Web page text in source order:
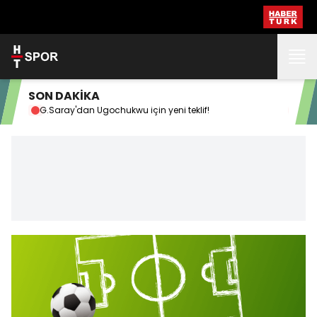
SON DAKİKA
G.Saray'dan Ugochukwu için yeni teklif!